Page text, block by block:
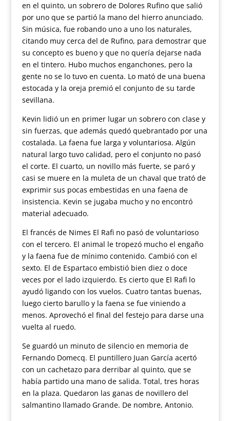
en el quinto, un sobrero de Dolores Rufino que salió
por uno que se partió la mano del hierro anunciado.
Sin música, fue robando uno a uno los naturales,
citando muy cerca del de Rufino, para demostrar que
su concepto es bueno y que no quería dejarse nada
en el tintero. Hubo muchos enganchones, pero la
gente no se lo tuvo en cuenta. Lo mató de una buena
estocada y la oreja premió el conjunto de su tarde
sevillana.
Kevin lidió un en primer lugar un sobrero con clase y
sin fuerzas, que además quedó quebrantado por una
costalada. La faena fue larga y voluntariosa. Algún
natural largo tuvo calidad, pero el conjunto no pasó
el corte. El cuarto, un novillo más fuerte, se paró y
casi se muere en la muleta de un chaval que trató de
exprimir sus pocas embestidas en una faena de
insistencia. Kevin se jugaba mucho y no encontró
material adecuado.
El francés de Nimes El Rafi no pasó de voluntarioso
con el tercero. El animal le tropezó mucho el engaño
y la faena fue de mínimo contenido. Cambió con el
sexto. El de Espartaco embistió bien diez o doce
veces por el lado izquierdo. Es cierto que El Rafi lo
ayudó ligando con los vuelos. Cuatro tantas buenas,
luego cierto barullo y la faena se fue viniendo a
menos. Aprovechó el final del festejo para darse una
vuelta al ruedo.
Se guardó un minuto de silencio en memoria de
Fernando Domecq. El puntillero Juan García acertó
con un cachetazo para derribar al quinto, que se
había partido una mano de salida. Total, tres horas
en la plaza. Quedaron las ganas de novillero del
salmantino llamado Grande. De nombre, Antonio.